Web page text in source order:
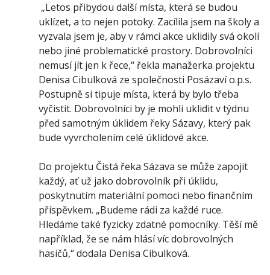
„Letos přibydou další místa, která se budou
uklízet, a to nejen potoky. Zacílila jsem na školy a
vyzvala jsem je, aby v rámci akce uklidily svá okolí
nebo jiné problematické prostory. Dobrovolníci
nemusí jít jen k řece,“ řekla manažerka projektu
Denisa Cibulková ze společnosti Posázaví o.p.s.
Postupně si tipuje místa, která by bylo třeba
vyčistit. Dobrovolníci by je mohli uklidit v týdnu
před samotným úklidem řeky Sázavy, který pak
bude vyvrcholením celé úklidové akce.
Do projektu Čistá řeka Sázava se může zapojit
každý, ať už jako dobrovolník při úklidu,
poskytnutím materiální pomoci nebo finančním
příspěvkem. „Budeme rádi za každé ruce.
Hledáme také fyzicky zdatné pomocníky. Těší mě
například, že se nám hlásí víc dobrovolných
hasičů,“ dodala Denisa Cibulková.